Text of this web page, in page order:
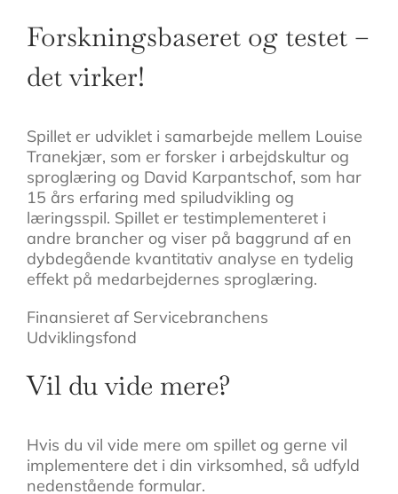
Forskningsbaseret og testet –
det virker!
Spillet er udviklet i samarbejde mellem Louise
Tranekjær, som er forsker i arbejdskultur og
sproglæring og David Karpantschof, som har
15 års erfaring med spiludvikling og
læringsspil. Spillet er testimplementeret i
andre brancher og viser på baggrund af en
dybdegående kvantitativ analyse en tydelig
effekt på medarbejdernes sproglæring.
Finansieret af Servicebranchens
Udviklingsfond
Vil du vide mere?
Hvis du vil vide mere om spillet og gerne vil
implementere det i din virksomhed, så udfyld
nedenstående formular.